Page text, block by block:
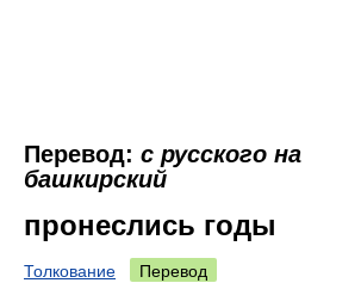
Перевод: с русского на
башкирский
пронеслись годы
Толкование Перевод